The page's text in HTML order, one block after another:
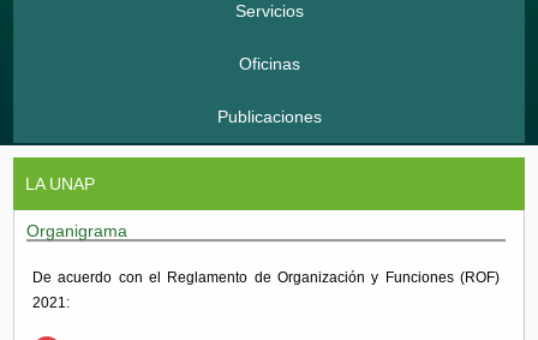
Servicios
Oficinas
Publicaciones
LA UNAP